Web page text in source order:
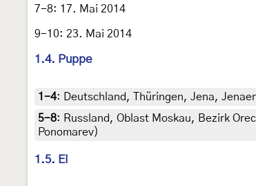
7-8: 17. Mai 2014
9-10: 23. Mai 2014
1.4. Puppe
1-4: Deutschland, Thüringen, Jena,
5-8: Russland, Oblast Moskau, Bezirk
Ponomarev)
1.5. Ei